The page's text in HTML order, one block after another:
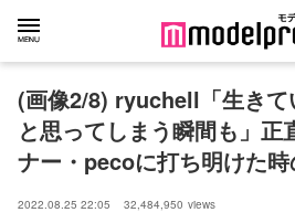
(画像2/8) ryuchell「生きて
と思ってしまう瞬間も」正
ナー・pecoに打ち明けた
2022.08.25 22:05 32,484,950 views